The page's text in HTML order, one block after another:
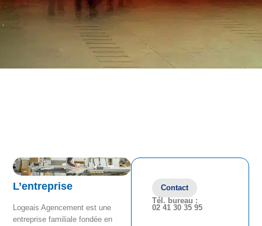
L’entreprise
Logeais Agencement est une
entreprise familiale fondée en
Contact
Tél. bureau :
02 41 30 35 95